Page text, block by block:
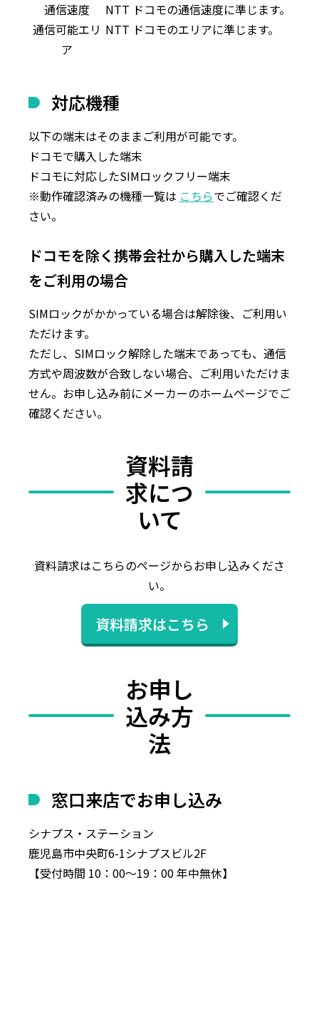
通信速度
NTT ドコモの通信速度に準じます。
通信可能エリ
ア
NTT ドコモのエリアに準じます。
対応機種
以下の端末はそのままご利用が可能です。
ドコモで購入した端末
ドコモに対応したSIMロックフリー端末
※動作確認済みの機種一覧は こちらでご確認くだ
さい。
ドコモを除く携帯会社から購入した端末
をご利用の場合
SIMロックがかかっている場合は解除後、ご利用い
ただけます。
ただし、SIMロック解除した端末であっても、通信
方式や周波数が合致しない場合、ご利用いただけま
せん。お申し込み前にメーカーのホームページでご
確認ください。
資料請
求につ
いて
資料請求はこちらのページからお申し込みくださ
い。
資料請求はこちら
お申し
込み方
法
窓口来店でお申し込み
シナプス・ステーション
鹿児島市中央町6-1シナプスビル2F
【受付時間 10：00～19：00 年中無休】